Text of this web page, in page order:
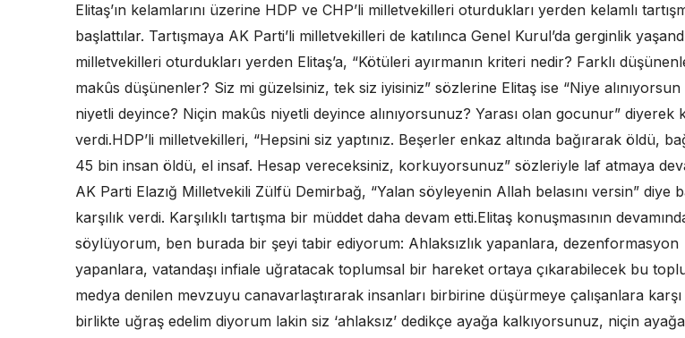
Elitaş’ın kelamlarını üzerine HDP ve CHP’li milletvekilleri oturdukları yerden kelamlı
başlattılar. Tartışmaya AK Parti’li milletvekilleri de katılınca Genel Kurul’da gerginlik
milletvekilleri oturdukları yerden Elitaş’a, “Kötüleri ayırmanın kriteri nedir? Farklı
makûs düşünenler? Siz mi güzelsiniz, tek siz iyisiniz” sözlerine Elitaş ise “Niye
niyetli deyince? Niçin makûs niyetli deyince alınıyorsunuz? Yarası olan gocunur” diyerek
verdi.HDP’li milletvekilleri, “Hepsini siz yaptınız. Beşerler enkaz altında bağırarak öldü,
45 bin insan öldü, el insaf. Hesap vereceksiniz, korkuyorsunuz” sözleriyle laf atmaya
AK Parti Elazığ Milletvekili Zülfü Demirbağ, “Yalan söyleyenin Allah belasını versin” diye
karşılık verdi. Karşılıklı tartışma bir müddet daha devam etti.Elitaş konuşmasının
söylüyorum, ben burada bir şeyi tabir ediyorum: Ahlaksızlık yapanlara, dezenformasyon
yapanlara, vatandaşı infiale uğratacak toplumsal bir hareket ortaya çıkarabilecek bu
medya denilen mevzuyu canavarlaştırarak insanları birbirine düşürmeye çalışanlara karşı
birlikte uğraş edelim diyorum lakin siz ‘ahlaksız’ dedikçe ayağa kalkıyorsunuz, niçin ayağa